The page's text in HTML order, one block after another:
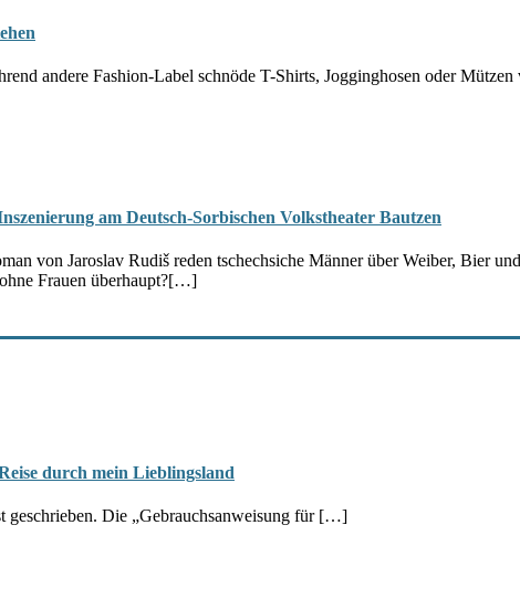
andere Fashion-Label schnöde T-Shirts, Jogginghosen oder
am Deutsch-Sorbischen Volkstheater Bautzen
von Jaroslav Rudiš reden tschechsiche Männer über Weiber, Bier
Frauen überhaupt?[…]
durch mein Lieblingsland
geschrieben. Die „Gebrauchsanweisung für […]